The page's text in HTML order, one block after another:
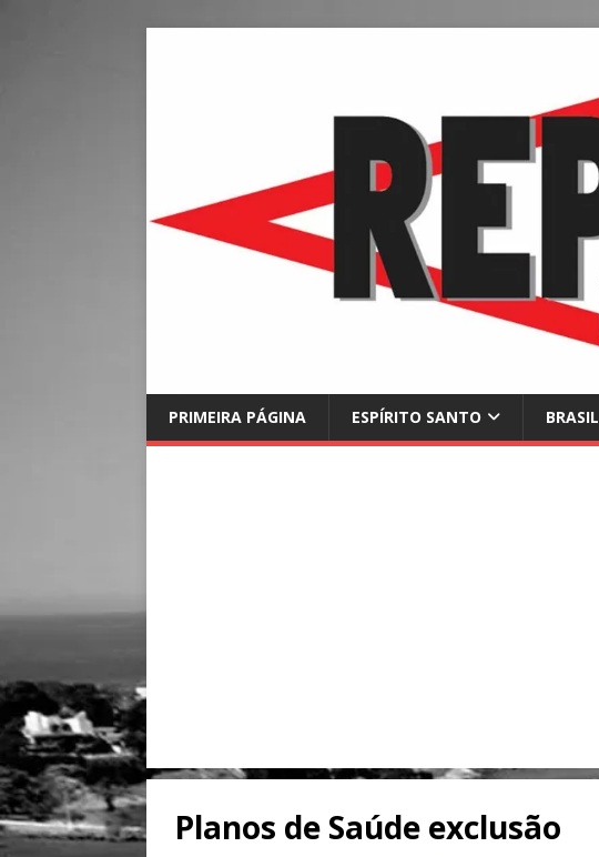
PRIMEIRA PÁGINA ESPÍRITO SANTO BRASIL
Planos de Saúde exclusão